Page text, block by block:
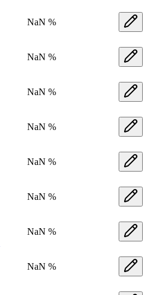
NaN %
NaN %
NaN %
NaN %
NaN %
NaN %
NaN %
NaN %